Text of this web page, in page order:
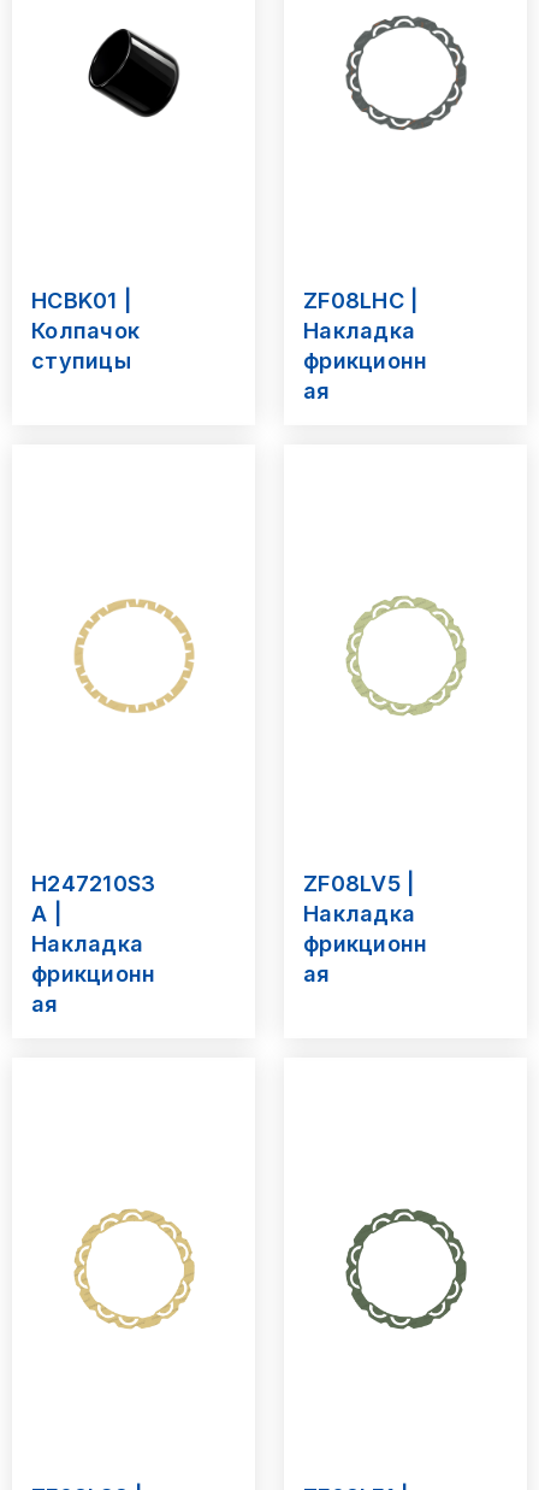
HCBK01 |
Колпачок
ступицы
ZF08LHC |
Накладка
фрикционн
ая
H247210S3
A |
Накладка
фрикционн
ая
ZF08LV5 |
Накладка
фрикционн
ая